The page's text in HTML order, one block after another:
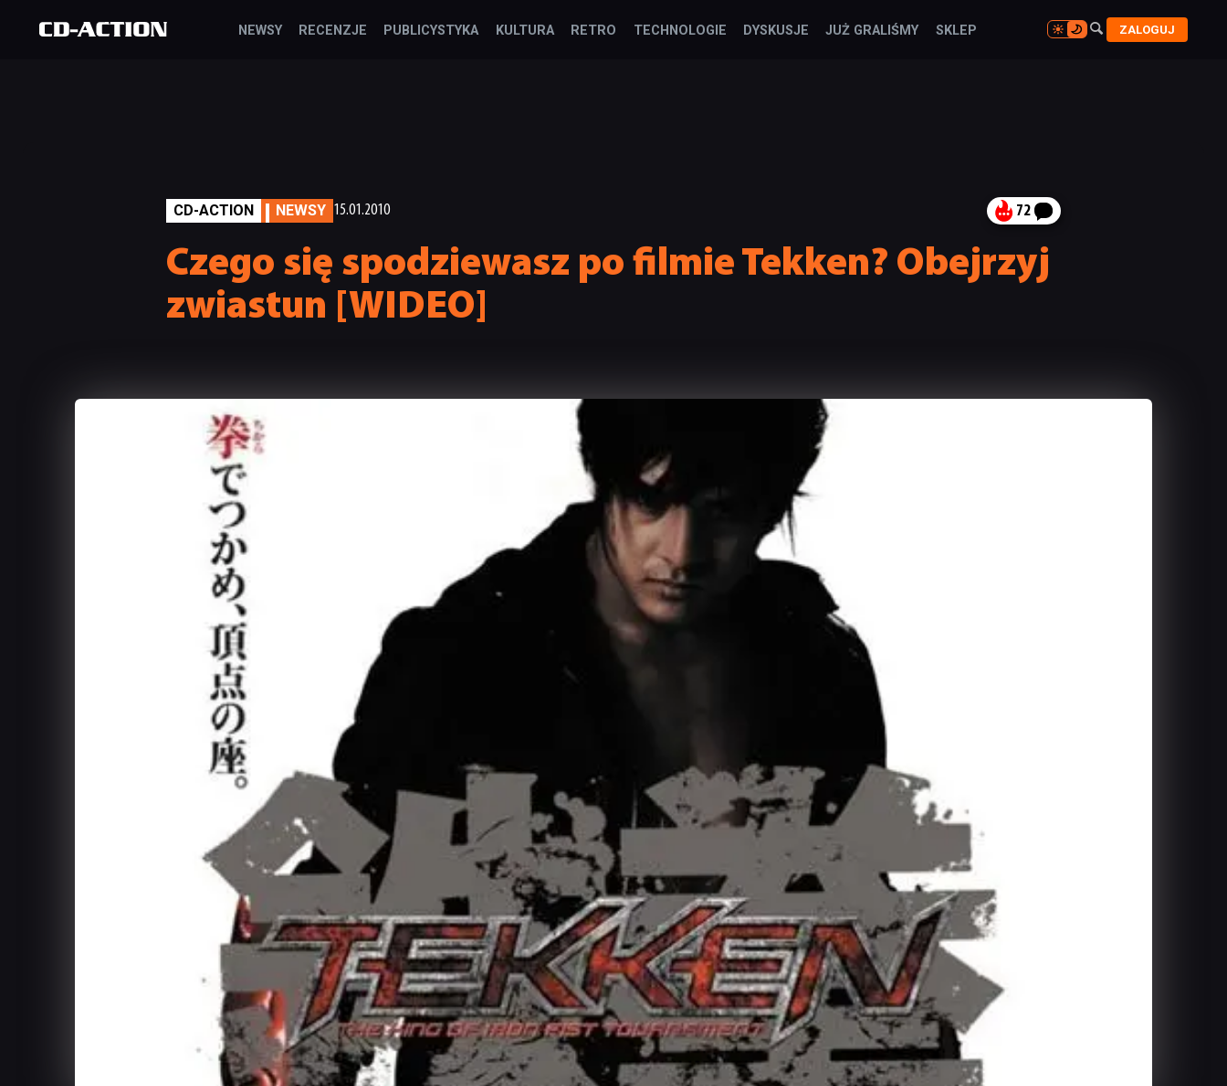
NEWSY RECENZJE PUBLICYSTYKA KULTURA RETRO TECHNOLOGIE DYSKUSJE JUŻ GRALIŚMY SKLEP 
 ZALOGUJ
CD-ACTION NEWSY 15.01.2010 72
Czego się spodziewasz po filmie Tekken? Obejrzyj
zwiastun [WIDEO]